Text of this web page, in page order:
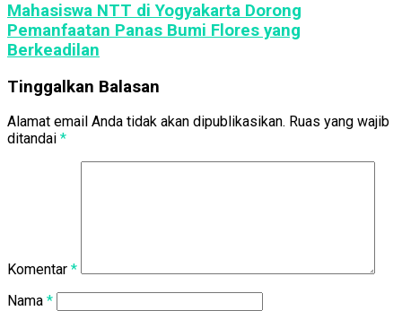
Mahasiswa NTT di Yogyakarta Dorong
Pemanfaatan Panas Bumi Flores yang
Berkeadilan
Tinggalkan Balasan
Alamat email Anda tidak akan dipublikasikan. Ruas yang wajib
ditandai *
Komentar *
Nama *